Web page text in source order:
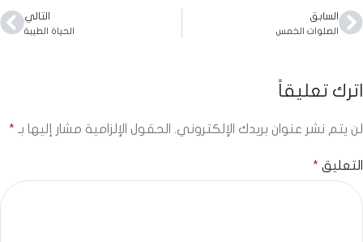
السابق
الصلوات الخمس
التالي
الحياة الطيبة
اترك تعليقاً
لن يتم نشر عنوان بريدك الإلكتروني. الحقول الإلزامية مشار إليها بـ *
التعليق *